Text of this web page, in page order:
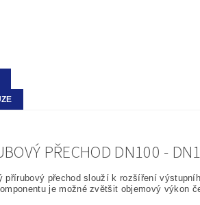
PŘECHOD DN100 -
přírubový přechod slouží k rozšíření
je možné zvětšit objemový výkon